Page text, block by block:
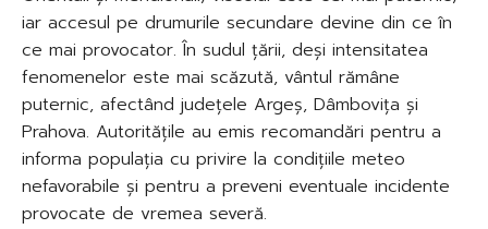
iar accesul pe drumurile secundare devine din ce în
ce mai provocator. În sudul țării, deși intensitatea
fenomenelor este mai scăzută, vântul rămâne
puternic, afectând județele Argeș, Dâmbovița și
Prahova. Autoritățile au emis recomandări pentru a
informa populația cu privire la condițiile meteo
nefavorabile și pentru a preveni eventuale incidente
provocate de vremea severă.